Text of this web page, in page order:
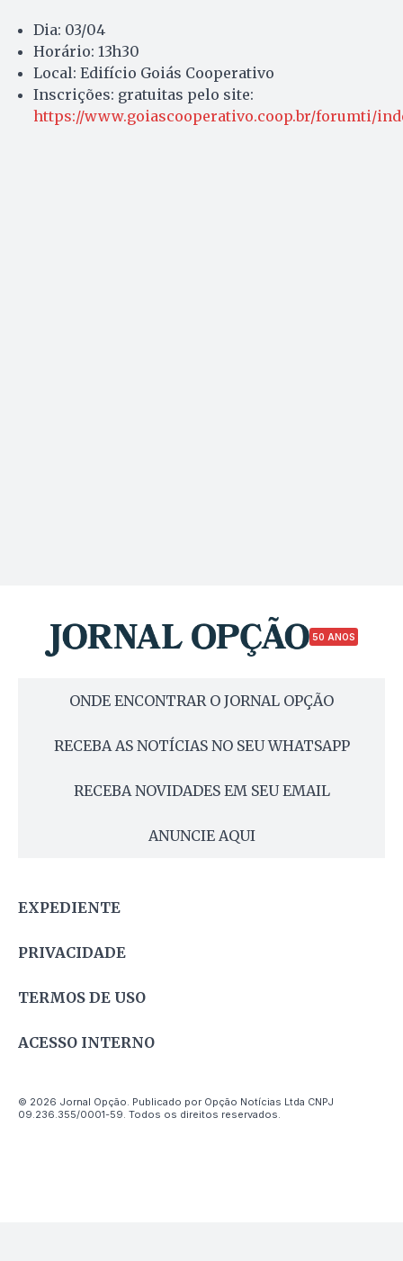
Dia: 03/04
Horário: 13h30
Local: Edifício Goiás Cooperativo
Inscrições: gratuitas pelo site:
https://www.goiascooperativo.coop.br/forumti/
50 ANOS
ONDE ENCONTRAR O JORNAL OPÇÃO
RECEBA AS NOTÍCIAS NO SEU WHATSAPP
RECEBA NOVIDADES EM SEU EMAIL
ANUNCIE AQUI
EXPEDIENTE
PRIVACIDADE
TERMOS DE USO
ACESSO INTERNO
© 2026 Jornal Opção. Publicado por Opção Notícias Ltda CNPJ
09.236.355/0001-59. Todos os direitos reservados.